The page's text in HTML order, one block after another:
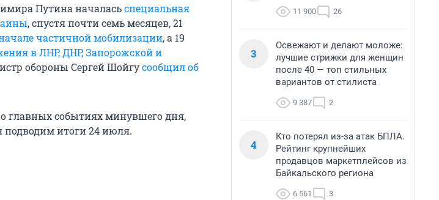
Путина началасьспециальная
, спустя почти семь месяцев, 21
частичной мобилизации, а 19
в ЛНР, ДНР, Запорожской и
обороны Сергей Шойгусообщил об
главных событиях минувшего дня,
подводим итоги 24 июля.
11 900 26
3
Освежают и делают моложе:
лучшие стрижки для женщин
после 40 — топ стильных
вариантов от стилиста
9 387 2
4
Кто потерял из-за атак БПЛА.
Рейтинг крупнейших
продавцов маркетплейсов из
Байкальского региона
6 561 3